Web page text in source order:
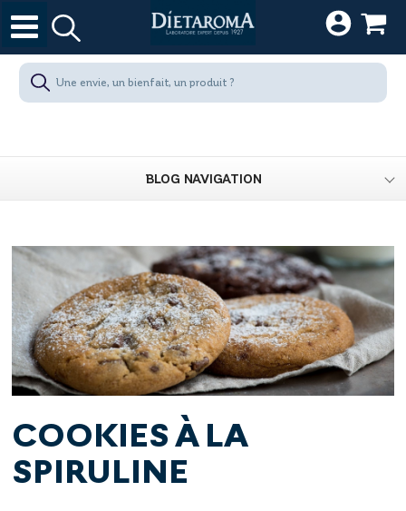
BLOG NAVIGATION
COOKIES À LA
SPIRULINE